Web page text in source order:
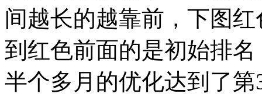
间越长的越靠前，下图
到红色前面的是初始排
半个多月的优化达到了